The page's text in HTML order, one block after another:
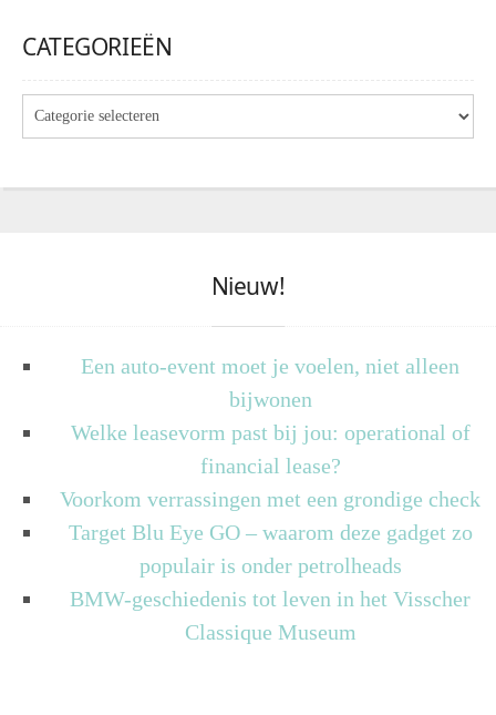
CATEGORIEËN
Nieuw!
Een auto-event moet je voelen, niet alleen
bijwonen
Welke leasevorm past bij jou: operational of
financial lease?
Voorkom verrassingen met een grondige check
Target Blu Eye GO – waarom deze gadget zo
populair is onder petrolheads
BMW-geschiedenis tot leven in het Visscher
Classique Museum